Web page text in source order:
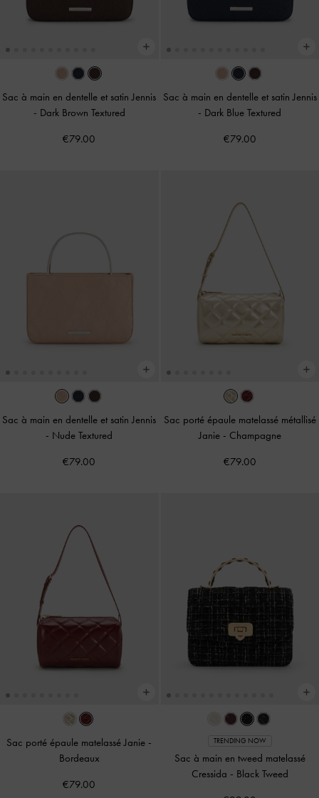
Sac à main en dentelle et satin Jennis
- Dark Brown Textured
€79.00
Sac à main en dentelle et satin Jennis
- Dark Blue Textured
€79.00
Sac à main en dentelle et satin Jennis
- Nude Textured
€79.00
Sac porté épaule matelassé métallisé
Janie - Champagne
€79.00
Sac porté épaule matelassé Janie -
Bordeaux
€79.00
TRENDING NOW
Sac à main en tweed matelassé
Cressida - Black Tweed